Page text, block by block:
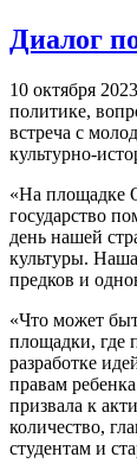
Диалог
10 октября
политике,
встреча с
культурно-
«На площадке
государство
день нашей
культуры.
предков и
«Что может
площадки, где
разработке
правам
призвала к
количество,
студентам и